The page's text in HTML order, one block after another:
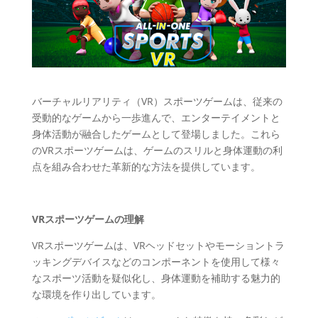
バーチャルリアリティ（VR）スポーツゲームは、従来の
受動的なゲームから一歩進んで、エンターテイメントと
身体活動が融合したゲームとして登場しました。これら
のVRスポーツゲームは、ゲームのスリルと身体運動の利
点を組み合わせた革新的な方法を提供しています。
VRスポーツゲームの理解
VRスポーツゲームは、VRヘッドセットやモーショントラ
ッキングデバイスなどのコンポーネントを使用して様々
なスポーツ活動を疑似化し、身体運動を補助する魅力的
な環境を作り出しています。